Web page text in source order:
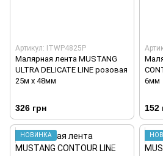
Артикул: ITWP4825P
Малярная лента MUSTANG
ULTRA DELICATE LINE розовая
25м х 48мм
326 грн
6мм
152
НОВИНКА